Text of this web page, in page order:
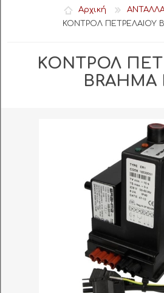
Αγαπημένα
(0)Αρχική
ΚΟΝΤΡΟΛ ΠΕΤΡΕΛΑΙΟΥ
ΚΟΝΤΡΟΛ
BRAHMA